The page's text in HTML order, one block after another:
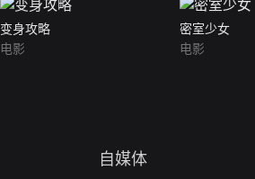
变身攻略
电影
密室少女
电影
自媒体